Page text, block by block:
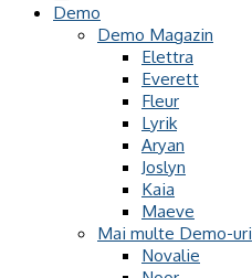
Demo
Demo Magazin
Elettra
Everett
Fleur
Lyrik
Aryan
Joslyn
Kaia
Maeve
Mai multe Demo-uri
Novalie